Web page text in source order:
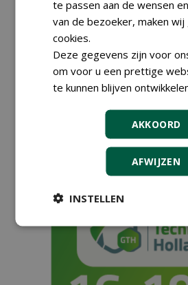
SOLLICITEER
te passen aan de wensen
van de bezoeker, maken wij
cookies.
Deze gegevens zijn voor
om voor u een prettige
te kunnen blijven
AKKOORD
AFWIJZEN
INSTELLEN